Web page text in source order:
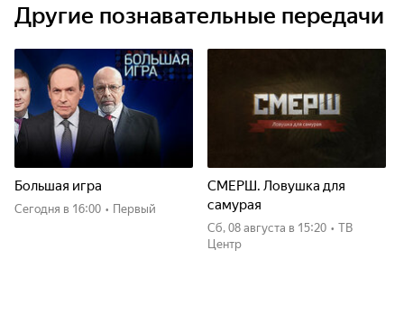
Другие познавательные передачи
Большая игра
Сегодня в 16:00 • Первый
СМЕРШ. Ловушка для
самурая
сб, 08 августа в 15:20 • ТВ
Центр